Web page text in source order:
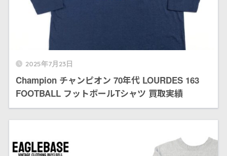
2025年7月23日
Champion チャンピオン 70年代 LOURDES 163
FOOTBALL フットボールTシャツ 買取実績